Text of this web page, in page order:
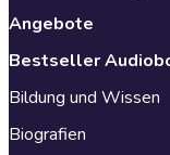
Angebote
Bestseller
Bildung und Wissen
Biografien